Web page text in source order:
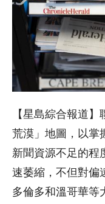
【星島綜合報道
荒漠」地圖，以掌
新聞資源不足的程
速萎縮，不但對偏
多倫多和溫哥華等